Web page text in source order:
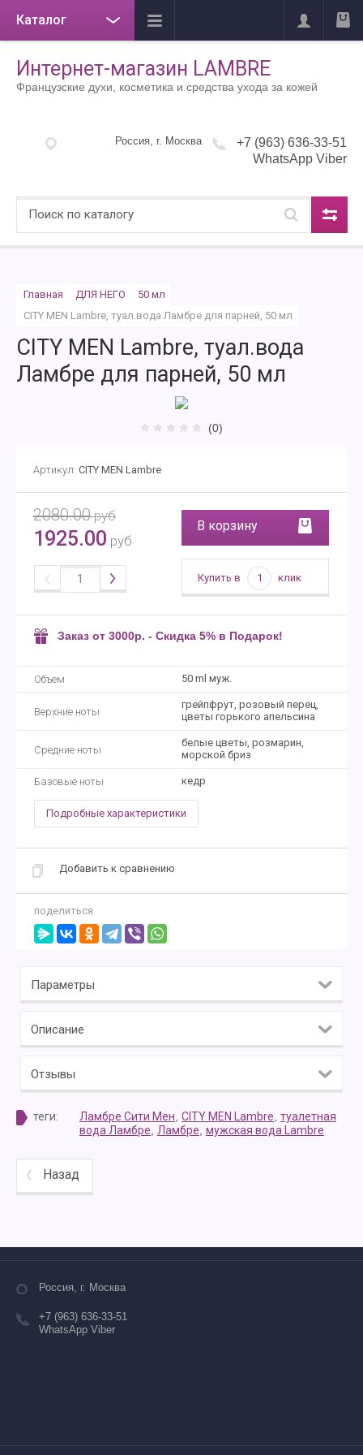
Каталог
Интернет-магазин LAMBRE
Французские духи, косметика и средства ухода за кожей
Россия, г. Москва
+7 (963) 636-33-51
WhatsApp Viber
Главная ДЛЯ НЕГО
50 мл
CITY MEN Lambre, туал.вода Ламбре для парней, 50 мл
CITY MEN Lambre, туал.вода
Ламбре для парней, 50 мл
(0)
Артикул: CITY MEN Lambre
2080.00руб
1925.00 руб
В корзину
Купить в 1 клик
Заказ от 3000р. - Скидка 5% в Подарок!
Объем 50 ml муж.
Верхние ноты
грейпфрут, розовый перец,
цветы горького апельсина
Средние ноты
белые цветы, розмарин,
морской бриз
Базовые ноты кедр
Подробные характеристики
Добавить к сравнению
поделиться
Параметры
Описание
Отзывы
теги: Ламбре Сити Мен CITY MEN Lambre туалетная
вода Ламбре
Ламбре мужская вода Lambre
Назад
Россия, г. Москва
+7 (963) 636-33-51
WhatsApp Viber